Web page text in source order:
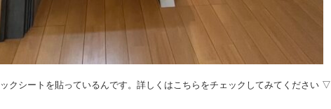
クシートを貼っているんです。 詳しくはこちらをチェックしてみてください ▽